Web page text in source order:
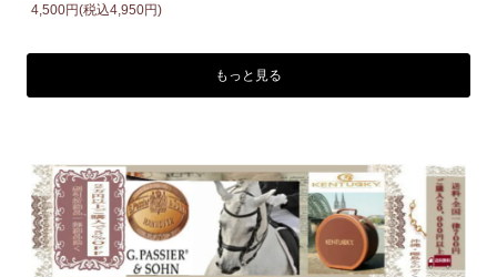
4,500円(税込4,950円)
もっと見る